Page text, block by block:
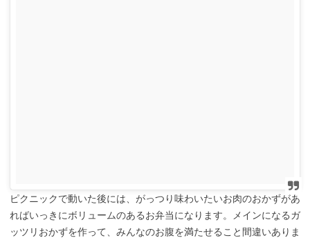
ピクニックで動いた後には、がっつり味わいたいお肉のおかずがあ
ればいっきにボリュームのあるお弁当になります。メインになるガ
ッツリおかずを作って、みんなのお腹を満たせること間違いありま